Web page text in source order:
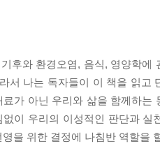
기후와 환경오염, 음식, 영양학
서 나는 독자들이 이 책을 읽고
료가 아닌 우리와 삶을 함께하
없이 우리의 이성적인 판단과
을 위한 결정에 나침반 역할을